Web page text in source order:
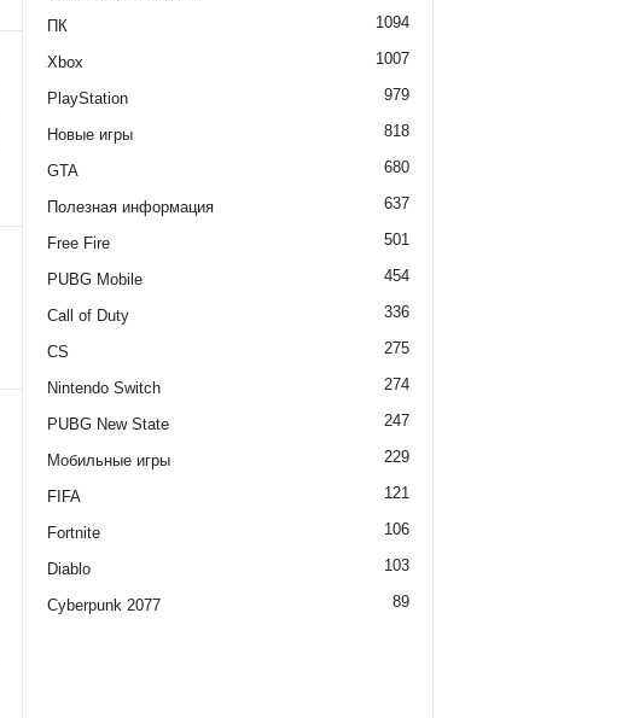
ПК 1094
Xbox 1007
PlayStation 979
Новые игры 818
GTA 680
Полезная информация 637
Free Fire 501
PUBG Mobile 454
Call of Duty 336
CS 275
Nintendo Switch 274
PUBG New State 247
Мобильные игры 229
FIFA 121
Fortnite 106
Diablo 103
Cyberpunk 2077 89